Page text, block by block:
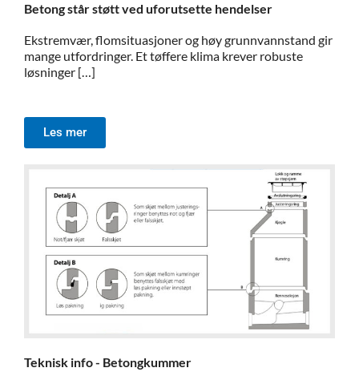
Betong står støtt ved uforutsette hendelser
Ekstremvær, flomsituasjoner og høy grunnvannstand gir
mange utfordringer. Et tøffere klima krever robuste
løsninger […]
Les mer
Teknisk info - Betongkummer